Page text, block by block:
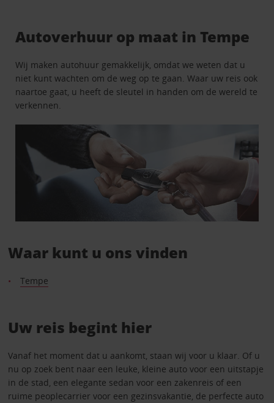
Autoverhuur op maat in Tempe
Wij maken autohuur gemakkelijk, omdat we weten dat u
niet kunt wachten om de weg op te gaan. Waar uw reis ook
naartoe gaat, u heeft de sleutel in handen om de wereld te
verkennen.
Waar kunt u ons vinden
Tempe
Uw reis begint hier
Vanaf het moment dat u aankomt, staan wij voor u klaar. Of u
nu op zoek bent naar een leuke, kleine auto voor een uitstapje
in de stad, een elegante sedan voor een zakenreis of een
ruime peoplecarrier voor een gezinsvakantie, de perfecte auto